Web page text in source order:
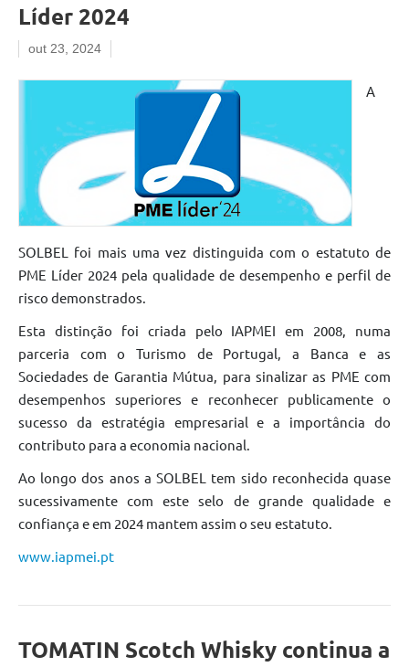
Líder 2024
out 23, 2024
A
SOLBEL foi mais uma vez distinguida com o estatuto de
PME Líder 2024 pela qualidade de desempenho e perfil de
risco demonstrados.
Esta distinção foi criada pelo IAPMEI em 2008, numa
parceria com o Turismo de Portugal, a Banca e as
Sociedades de Garantia Mútua, para sinalizar as PME com
desempenhos superiores e reconhecer publicamente o
sucesso da estratégia empresarial e a importância do
contributo para a economia nacional.
Ao longo dos anos a SOLBEL tem sido reconhecida quase
sucessivamente com este selo de grande qualidade e
confiança e em 2024 mantem assim o seu estatuto.
www.iapmei.pt
TOMATIN Scotch Whisky continua a